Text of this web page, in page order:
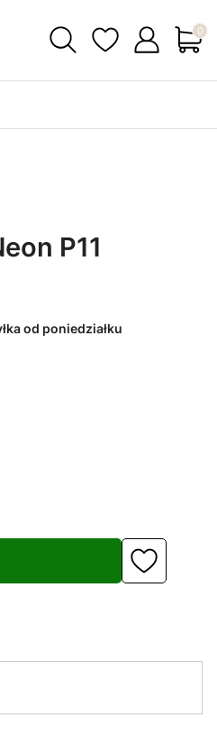
P11
od poniedziałku